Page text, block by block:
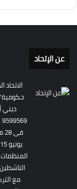
عن الإتحاد
حكومية"
مع